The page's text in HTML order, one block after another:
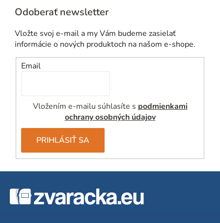
Odoberať newsletter
Vložte svoj e-mail a my Vám budeme zasielať
informácie o nových produktoch na našom e-shope.
Email
Vložením e-mailu súhlasíte s podmienkami
ochrany osobných údajov
PRIHLÁSIŤ SA